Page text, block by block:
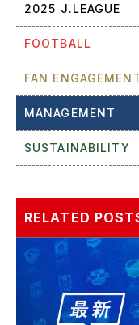
2025 J.LEAGUE
FOOTBALL
FAN
MANAGEMENT
SUSTAINABILITY
RELATED